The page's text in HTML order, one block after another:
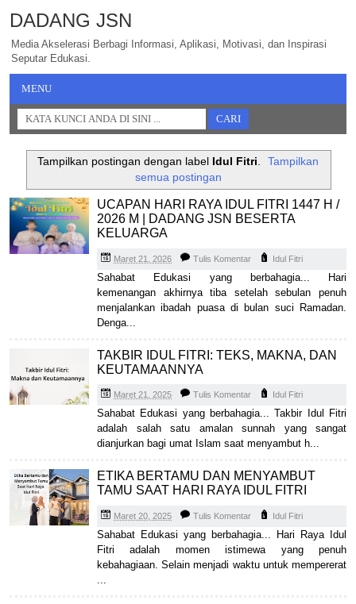
DADANG JSN
Media Akselerasi Berbagi Informasi, Aplikasi, Motivasi, dan Inspirasi
Seputar Edukasi.
MENU
Tampilkan postingan dengan label Idul Fitri
Tampilkan
semua postingan
UCAPAN HARI RAYA IDUL FITRI 1447 H /
2026 M | DADANG JSN BESERTA
KELUARGA
Maret 21, 2026 Tulis Komentar Idul Fitri
Sahabat Edukasi yang berbahagia... Hari
kemenangan akhirnya tiba setelah sebulan penuh
menjalankan ibadah puasa di bulan suci Ramadan.
Denga...
TAKBIR IDUL FITRI: TEKS, MAKNA, DAN
KEUTAMAANNYA
Maret 21, 2025 Tulis Komentar Idul Fitri
Sahabat Edukasi yang berbahagia... Takbir Idul Fitri
adalah salah satu amalan sunnah yang sangat
dianjurkan bagi umat Islam saat menyambut h...
ETIKA BERTAMU DAN MENYAMBUT
TAMU SAAT HARI RAYA IDUL FITRI
Maret 20, 2025 Tulis Komentar Idul Fitri
Sahabat Edukasi yang berbahagia... Hari Raya Idul
Fitri adalah momen istimewa yang penuh
kebahagiaan. Selain menjadi waktu untuk mempererat